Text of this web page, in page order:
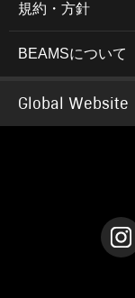
規約・方針
BEAMSについて
Global Website